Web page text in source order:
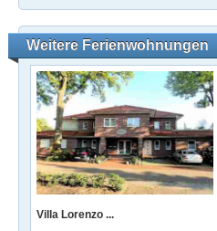
Weitere Ferienwohnungen
Villa Lorenzo ...